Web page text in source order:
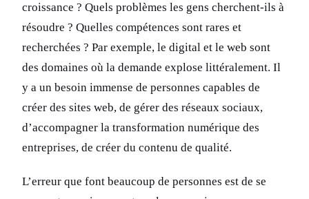
croissance ? Quels problèmes les gens cherchent-ils à
résoudre ? Quelles compétences sont rares et
recherchées ? Par exemple, le digital et le web sont
des domaines où la demande explose littéralement. Il
y a un besoin immense de personnes capables de
créer des sites web, de gérer des réseaux sociaux,
d’accompagner la transformation numérique des
entreprises, de créer du contenu de qualité.
L’erreur que font beaucoup de personnes est de se